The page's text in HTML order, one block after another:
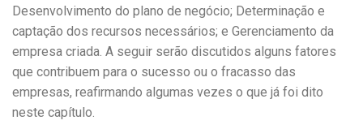
Desenvolvimento do plano de negócio; Determinação e
captação dos recursos necessários; e Gerenciamento da
empresa criada. A seguir serão discutidos alguns fatores
que contribuem para o sucesso ou o fracasso das
empresas, reafirmando algumas vezes o que já foi dito
neste capítulo.